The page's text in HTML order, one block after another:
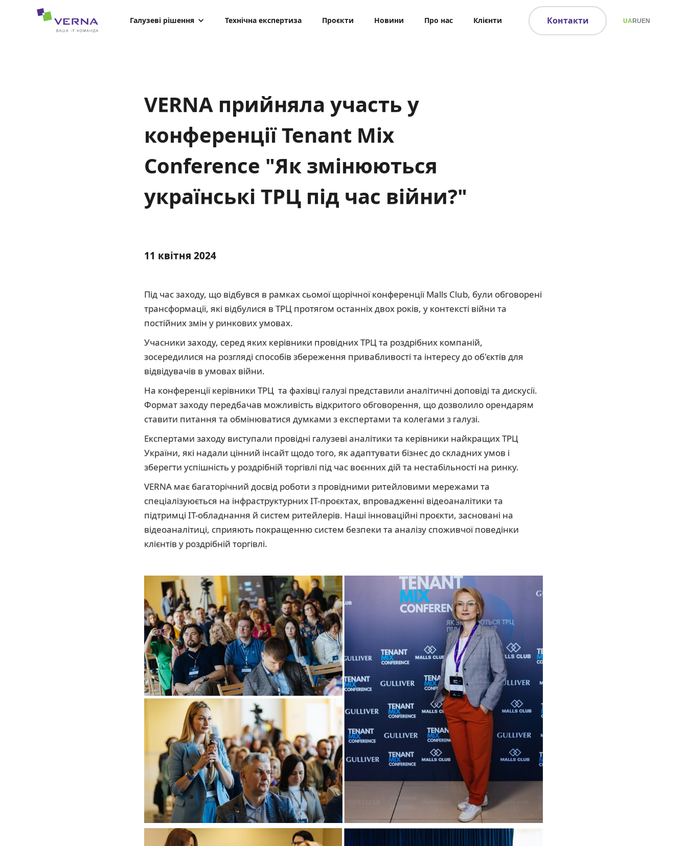
Галузеві рішення Технічна експертиза Проєкти Новини Про нас Клієнти Контакти UARUEN
VERNA прийняла участь у
конференції Tenant Mix
Conference "Як змінюються
українські ТРЦ під час війни?"
11 квітня 2024
Під час заходу, що відбувся в рамках сьомої щорічної конференції Malls Club, були обговорені
трансформації, які відбулися в ТРЦ протягом останніх двох років, у контексті війни та
постійних змін у ринкових умовах.
Учасники заходу, серед яких керівники провідних ТРЦ та роздрібних компаній,
зосередилися на розгляді способів збереження привабливості та інтересу до об'єктів для
відвідувачів в умовах війни.
На конференції керівники ТРЦ та фахівці галузі представили аналітичні доповіді та дискусії.
Формат заходу передбачав можливість відкритого обговорення, що дозволило орендарям
ставити питання та обмінюватися думками з експертами та колегами з галузі.
Експертами заходу виступали провідні галузеві аналітики та керівники найкращих ТРЦ
України, які надали цінний інсайт щодо того, як адаптувати бізнес до складних умов і
зберегти успішність у роздрібній торгівлі під час воєнних дій та нестабільності на ринку.
VERNA має багаторічний досвід роботи з провідними ритейловими мережами та
спеціалізуюється на інфраструктурних ІТ-проєктах, впровадженні відеоаналітики та
підтримці ІТ-обладнання й систем ритейлерів. Наші інноваційні проєкти, засновані на
відеоаналітиці, сприяють покращенню систем безпеки та аналізу споживчої поведінки
клієнтів у роздрібній торгівлі.